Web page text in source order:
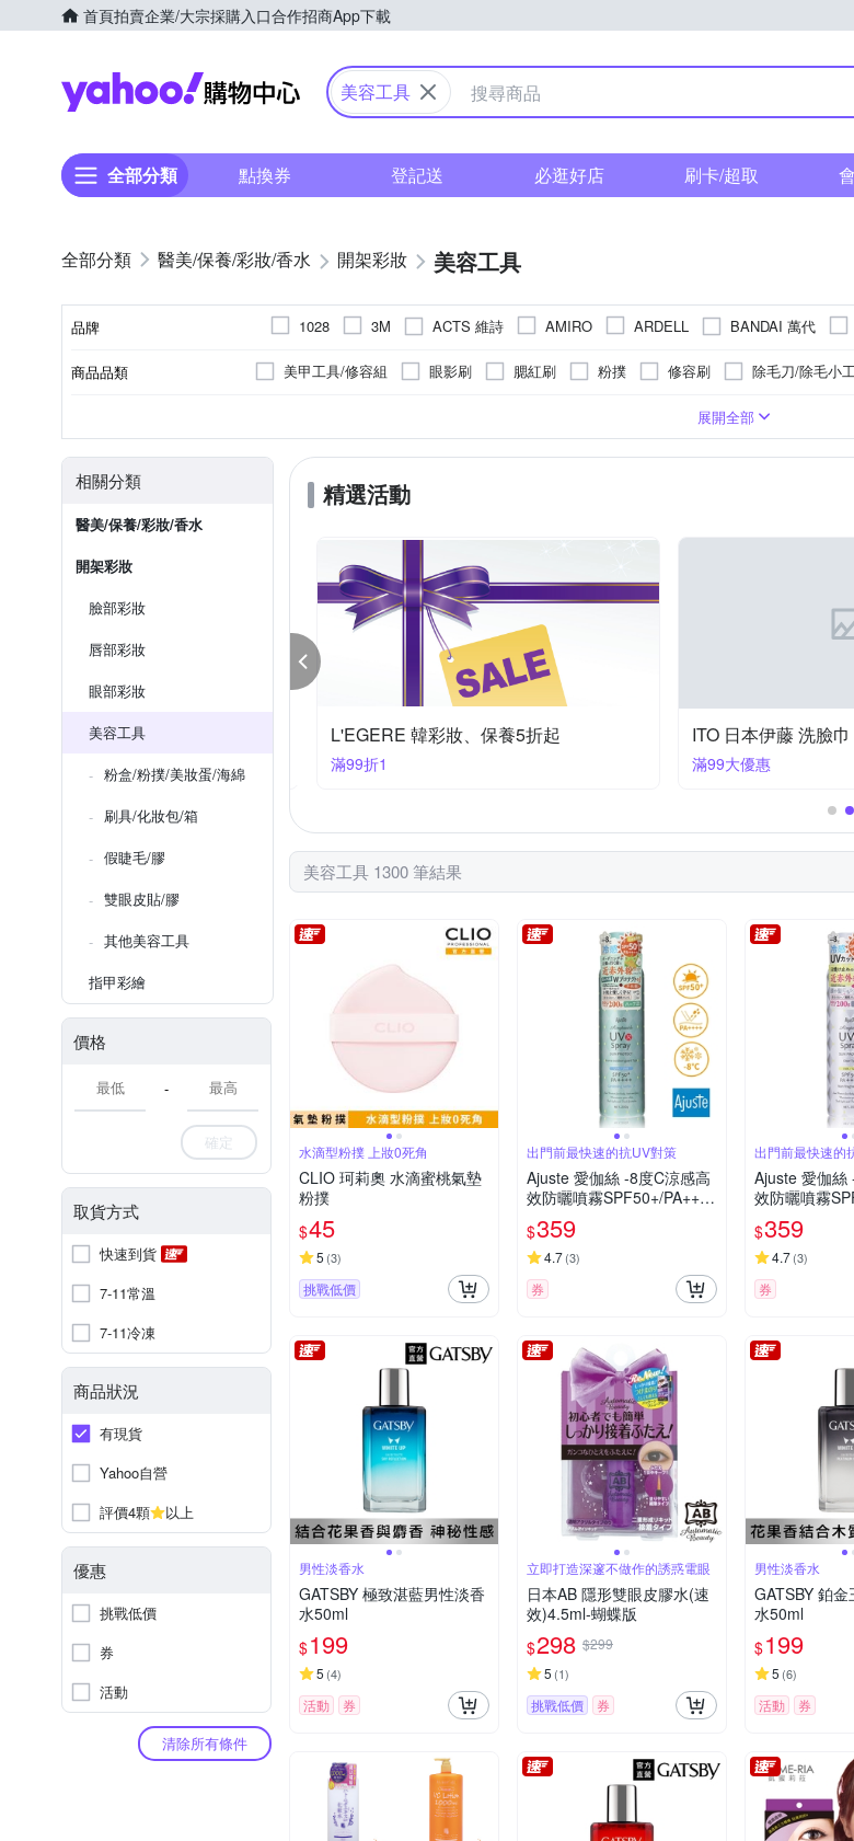
首頁拍賣企業/大宗採購入口合作招商App下載
Yahoo購物中心
美容工具
全部分類 點換券 登記送 必逛好店 刷卡/超取
醫美/保養/彩妝/香水 開架彩妝 美容工具
品牌 1028 3M ACTS 維詩 AMIRO ARDELL BANDAI 萬代
Galatea 葛拉蒂
GREEN BELL 綠貝 HBN i’m meme IKEMOTO
SHISEIDO 資生堂東京櫃
TengYue TOMOON UNICAT 變臉貓
商品品類 美甲工具/修容組 眼影刷 腮紅刷 粉撲 修容刷 除毛刀/除毛小
剪刀/打薄剪
美容儀器
吸油面紙 去硬皮機 其他美容小物
化妝水/青春露/導入液
展開全部
相關分類
醫美/保養/彩妝/香水
開架彩妝
臉部彩妝
唇部彩妝
眼部彩妝
美容工具
粉盒/粉撲/美妝蛋/海綿
刷具/化妝包/箱
假睫毛/膠
雙眼皮貼/膠
其他美容工具
指甲彩繪
價格
-
確定
取貨方式
快速到貨
7-11常溫
7-11冷凍
商品狀況
有現貨
Yahoo自營
評價4顆
以上
優惠
挑戰低價
券
活動
清除所有條件
精選活動
L'EGERE 韓彩妝、保養5折起
滿99折1
ITO 日本伊藤 洗臉
滿99大優惠
美容工具 1300 筆結果
水滴型粉撲 上妝0死角
CLIO 珂莉奧 水滴蜜桃氣墊
粉撲
$45
5 (3)
挑戰低價
出門前最快速的抗UV對策
Ajuste 愛伽絲 -8度C涼感高
效防曬噴霧SPF50+/PA++++
(200g)-精油香氣
$359
4.7(3)
券
出門前最快速的
Ajuste 愛伽絲
效防曬噴霧
(200g)-無香氣
$359
4.7(3)
券
男性淡香水
GATSBY 極致湛藍男性淡香
水50ml
$199
5 (4)
活動 券
立即打造深邃不做作的誘惑電眼
日本AB 隱形雙眼皮膠水(速
效)4.5ml-蝴蝶版
$298 $299
5 (1)
挑戰低價 券
男性淡香水
GATSBY 鉑
水50ml
$199
5 (6)
活動 券